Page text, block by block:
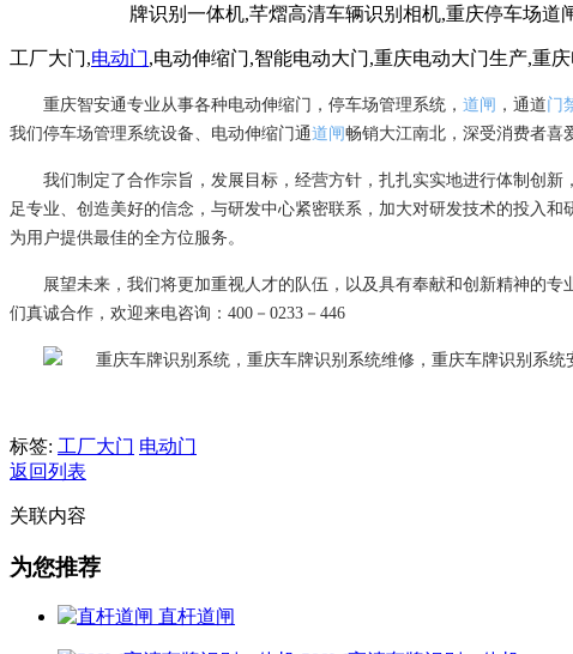
工厂大门,电动门,电动伸缩门,智能电动大门,重庆电动大门生产,重
重庆智安通专业从事各种电动伸缩门，停车场管理系统， 道闸 ，通道门
我们停车场管理系统设备、电动伸缩门通道闸畅销大江南北，深受消费者喜
我们制定了合作宗旨，发展目标，经营方针，扎扎实实地进行体制创
足专业、创造美好的信念，与研发中心紧密联系，加大对研发技术的投入
为用户提供最佳的全方位服务。
展望未来，我们将更加重视人才的队伍，以及具有奉献和创新精神的
们真诚合作，欢迎来电咨询：400－0233－446
标签: 工厂大门 电动门
返回列表
关联内容
为您推荐
直杆道闸